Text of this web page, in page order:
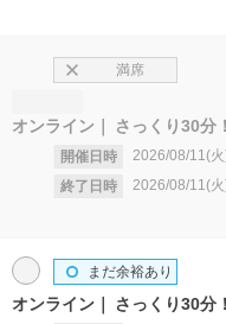
オンライン さっくり30分
開催日時 2026/08/11(火
終了日時
2026/08/11(火
満席
オンライン さっくり30分
まだ余裕あり